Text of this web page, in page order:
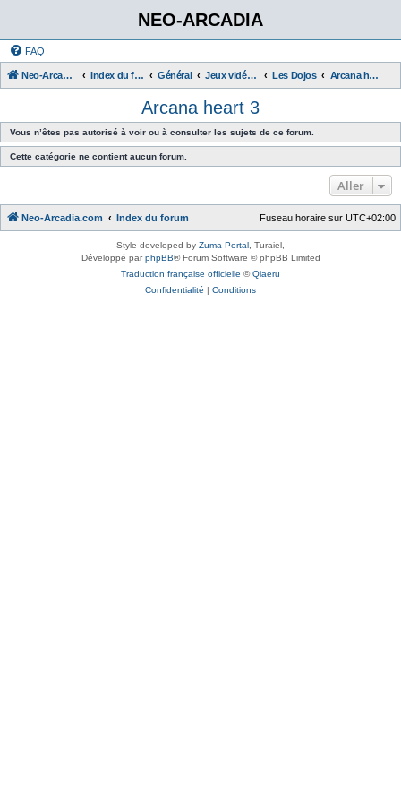
NEO-ARCADIA
FAQ
Neo-Arcadia.com Index du forum Général Jeux vidéo d'arcade Les Dojos Arcana heart 3
Arcana heart 3
Vous n’êtes pas autorisé à voir ou à consulter les sujets de ce forum.
Cette catégorie ne contient aucun forum.
Aller
Neo-Arcadia.com Index du forum Fuseau horaire sur UTC+02:00
Style developed by Zuma Portal , Turaiel,
Développé parphpBB® Forum Software © phpBB Limited
Traduction française officielle ©Qiaeru
Confidentialité | Conditions